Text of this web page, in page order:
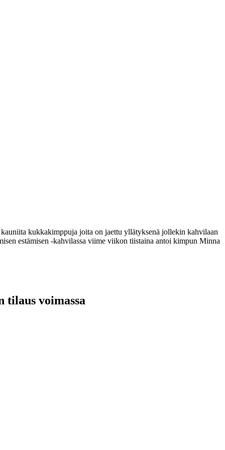
kukkakimppuja joita on jaettu yllätyksenä jollekin kahvilaan
estämisen -kahvilassa viime viikon tiistaina antoi kimpun Minna
tilaus voimassa